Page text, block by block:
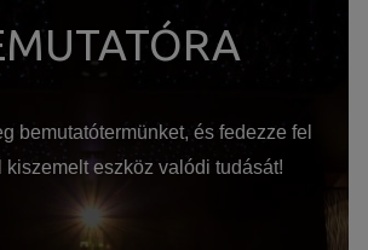
bemutatótermünket, és fedezze fel
kiszemelt eszköz valódi tudását!